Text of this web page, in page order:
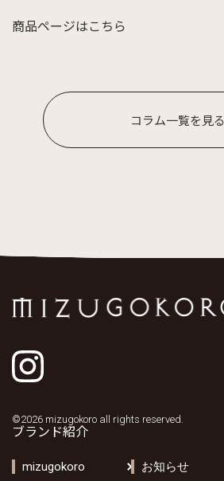
商品ページはこちら
コラム一覧を見る
©2026 mizugokoro all rights reserved.
ブランド紹介
mizugokoro お知らせ